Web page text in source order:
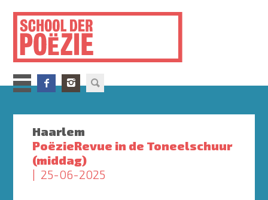
inhoud
gaan
Haarlem
PoëzieRevue in de Toneelschuur
(middag)
25-06-2025